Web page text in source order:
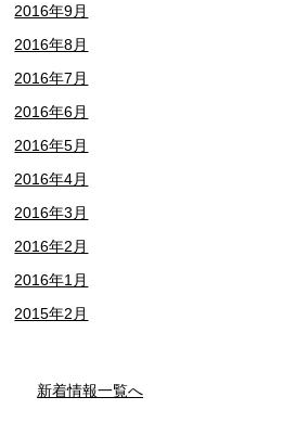
2016年9月
2016年8月
2016年7月
2016年6月
2016年5月
2016年4月
2016年3月
2016年2月
2016年1月
2015年2月
新着情報一覧へ